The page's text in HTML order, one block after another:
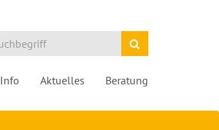
Info Aktuelles Beratung